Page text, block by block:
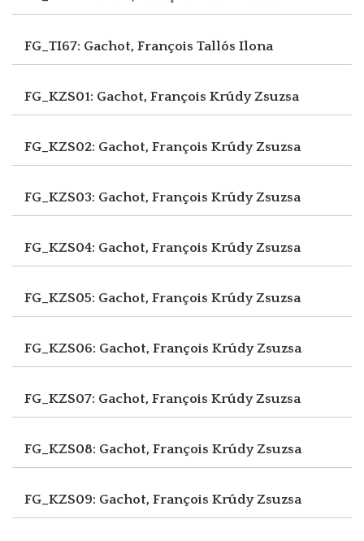
FG_TI67: Gachot, François Tallós Ilona
FG_KZS01: Gachot, François Krúdy Zsuzsa
FG_KZS02: Gachot, François Krúdy Zsuzsa
FG_KZS03: Gachot, François Krúdy Zsuzsa
FG_KZS04: Gachot, François Krúdy Zsuzsa
FG_KZS05: Gachot, François Krúdy Zsuzsa
FG_KZS06: Gachot, François Krúdy Zsuzsa
FG_KZS07: Gachot, François Krúdy Zsuzsa
FG_KZS08: Gachot, François Krúdy Zsuzsa
FG_KZS09: Gachot, François Krúdy Zsuzsa